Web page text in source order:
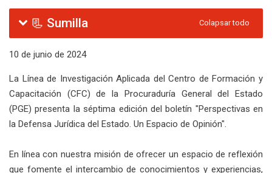
Diagrama de temas
📃 Sumilla Colapsar todo
10 de junio de 2024
La Línea de Investigación Aplicada del Centro de Formación y
Capacitación (CFC) de la Procuraduría General del Estado
(PGE) presenta la séptima edición del boletín "Perspectivas en
la Defensa Jurídica del Estado. Un Espacio de Opinión".
En línea con nuestra misión de ofrecer un espacio de reflexión
que fomente el intercambio de conocimientos y experiencias,